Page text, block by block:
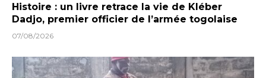
Histoire : un livre retrace la vie de Kléber
Dadjo, premier officier de l’armée togolaise
07/08/2026